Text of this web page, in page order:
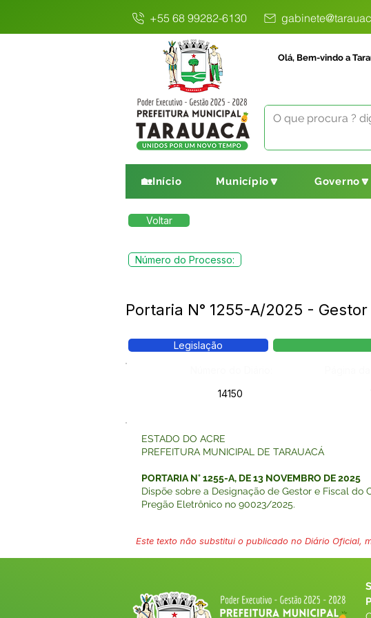
+55 68 99282-6130
Olá, Bem-vindo a
🏡Início Município🔽 Governo🔽
Voltar
Número do Processo:
Portaria N° 1255-A/2025 -
Legislação
14150
ESTADO DO ACRE
PREFEITURA MUNICIPAL DE TARAUACÁ
PORTARIA N° 1255-A, DE 13 NOVEMBRO DE 2025
Dispõe sobre a Designação de Gestor e Fiscal do
Pregão Eletrônico no 90023/2025.
Este texto não substitui o publicado no Diário Oficial,